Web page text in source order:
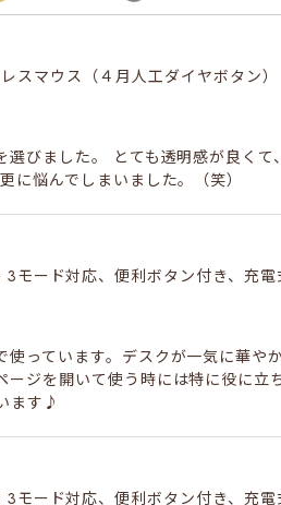
スマウス（４月人工ダイヤボタン）
びました。 とても透明感が良く
悩んでしまいました。（笑）
ード対応、便利ボタン付き、充
っています。デスクが一気に華や
ジを開いて使う時には特に役に立
ます♪
ード対応、便利ボタン付き、充